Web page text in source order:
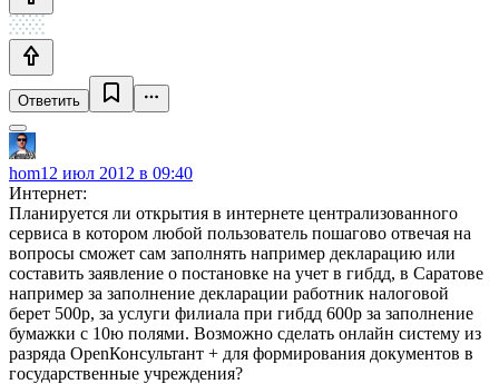
Ответить
hom12 июл 2012 в 09:40
Интернет:
Планируется ли открытия в интернете централизованного
сервиса в котором любой пользователь пошагово отвечая на
вопросы сможет сам заполнять например декларацию или
составить заявление о постановке на учет в гибдд, в Саратове
например за заполнение декларации работник налоговой
берет 500р, за услуги филиала при гибдд 600р за заполнение
бумажки с 10ю полями. Возможно сделать онлайн систему из
разряда OpenКонсультант + для формирования документов в
государственные учреждения?